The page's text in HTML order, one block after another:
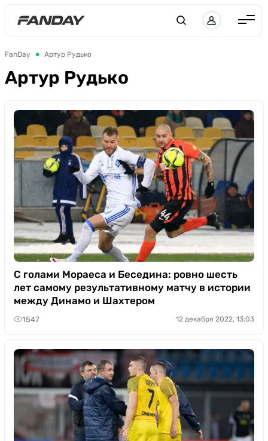
Италия
Франция
Украина
ЛЧ
ЛЕ
ЧЕ-2028
Букмекеры
Казино
FanDay Артур Рудько
Артур Рудько
С голами Мораеса и Беседина: ровно шесть
лет самому результативному матчу в истории
между Динамо и Шахтером
1547 12 декабря 2022, 13:03